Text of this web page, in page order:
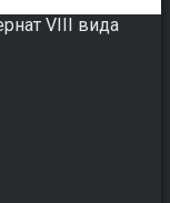
VIII вида